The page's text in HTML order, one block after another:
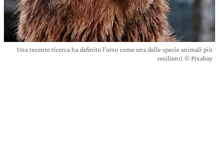
Una recente ricerca ha definito l’orso come una delle specie animali più
resilienti © Pixabay